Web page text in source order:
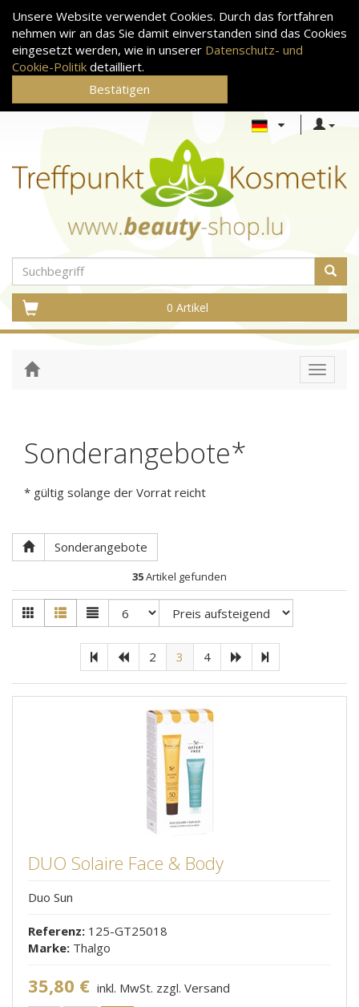
Unsere Website verwendet Cookies. Durch das fortfahren
nehmen wir an das Sie damit einverstanden sind das Cookies
eingesetzt werden, wie in unserer Datenschutz- und
Cookie-Politik detailliert.
Bestätigen
0 Artikel
Toggle
Sonderangebote*
* gültig solange der Vorrat reicht
Sonderangebote
35Artikel gefunden
2 3 4
DUO Solaire Face & Body
Duo Sun
Referenz: 125-GT25018
Marke: Thalgo
35,80 € inkl. MwSt. zzgl. Versand